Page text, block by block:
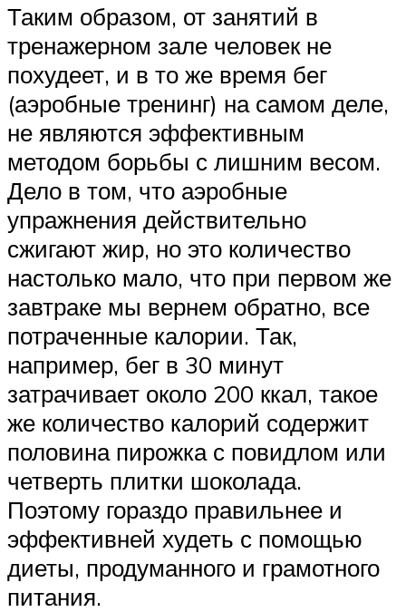
Таким образом, от занятий в
тренажерном зале человек не
похудеет, и в то же время бег
(аэробные тренинг) на самом деле,
не являются эффективным
методом борьбы с лишним весом.
Дело в том, что аэробные
упражнения действительно
сжигают жир, но это количество
настолько мало, что при первом же
завтраке мы вернем обратно, все
потраченные калории. Так,
например, бег в 30 минут
затрачивает около 200 ккал, такое
же количество калорий содержит
половина пирожка с повидлом или
четверть плитки шоколада.
Поэтому гораздо правильнее и
эффективней худеть с помощью
диеты, продуманного и грамотного
питания.